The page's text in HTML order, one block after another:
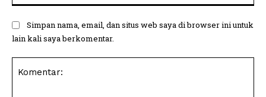
Simpan nama, email, dan situs web saya di browser ini untuk
lain kali saya berkomentar.